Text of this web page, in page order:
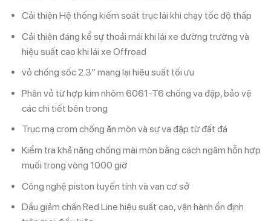
Cải thiện Hệ thống kiếm soát trục lái khi chạy tốc độ thấp
Cải thiện đáng kể sự thoải mái khi lái xe đường trường và
hiệu suất cao khi lái xe Offroad
vỏ chống sốc 2.3” mang lại hiệu suất tối ưu
Phân vỏ từ hợp kim nhôm 6061-T6 chống va đập, bảo vệ
các chi tiết bên trong
Trục mạ crom chống ăn mòn và sự va đập từ đất đá
Kiểm tra khả năng chống mài mòn bằng cách ngâm hỗn hợp
muối trong vòng 1000 giờ
Công nghệ piston tuyến tính và van cơ sở
Dầu giảm chấn Red Line hiệu suất cao, vận hành ổn định